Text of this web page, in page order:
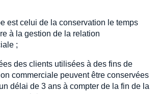
est celui de la conservation le temps
à la gestion de la relation
;
des clients utilisées à des fins de
commerciale peuvent être conservées
délai de 3 ans à compter de la fin de la